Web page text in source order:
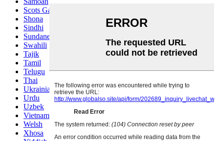
Scots Gaelic
Shona
Sindhi
Sundanese
Swahili
Tajik
Tamil
Telugu
Thai
Ukrainian
Urdu
Uzbek
Vietnamese
Welsh
Xhosa